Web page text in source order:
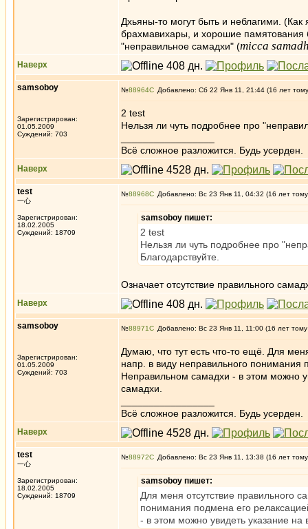
Дхьяны-то могут быть и неблагими.
брахмавихары, и хорошие памятования
"неправильное самадхи" (micca
Наверх
samsoboy
Зарегистрирован:
01.05.2009
Суждений: 703
№88964 Добавлено: Сб 22 Янв 11, 21:44 (16 лет
2 test
Нельзя ли чуть подробнее про
Всё сложное разложится. Будь усерден.
Наверх
test
一心
Зарегистрирован:
18.02.2005
Суждений: 18709
№88968 Добавлено: Вс 23 Янв 11, 04:32 (16 лет
samsoboy пишет:
2 test
Нельзя ли чуть подробнее про
Благодарствуйте.
Означает отсутствие правильного
Наверх
samsoboy
Зарегистрирован:
01.05.2009
Суждений: 703
№88971 Добавлено: Вс 23 Янв 11, 11:00 (16 лет
Думаю, что тут есть что-то ещё. Для
напр. в виду неправильного
Неправильном самадхи - в этом можно
самадхи.
Всё сложное разложится. Будь усерден.
Наверх
test
一心
Зарегистрирован:
18.02.2005
Суждений: 18709
№88972 Добавлено: Вс 23 Янв 11, 13:38 (16 лет
samsoboy пишет:
Для меня отсутствие правильного
понимания подмена его
- в этом можно увидеть указание